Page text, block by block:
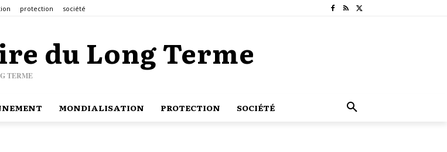
protection société
du Long Terme
TERME
MONDIALISATION PROTECTION SOCIÉTÉ